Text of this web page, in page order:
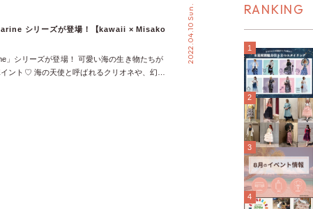
シリーズが登場！【kawaii × Misako
」シリーズが登場！ 可愛い海の生き物たちが
ント♡ 海の天使と呼ばれるクリオネや、幻想
シーホースたちが、たっぷりと散りばめられ
沙子さんと、海外でも活躍するモデルの
2022.04.10 Sun. RANKING
1
2
3
4